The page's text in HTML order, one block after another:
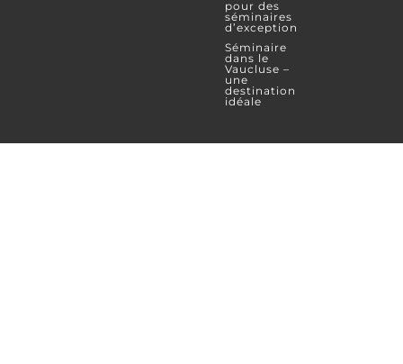
pour des
séminaires
d’exception
Séminaire
dans le
Vaucluse –
une
destination
idéale